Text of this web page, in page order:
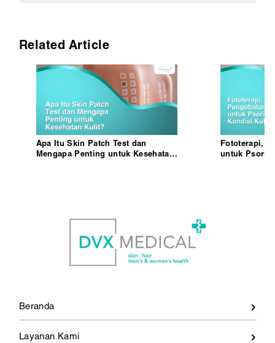
Related Article
Apa Itu Skin Patch Test dan
Mengapa Penting untuk Kesehatan
Fototerapi,
untuk
Beranda
Layanan Kami